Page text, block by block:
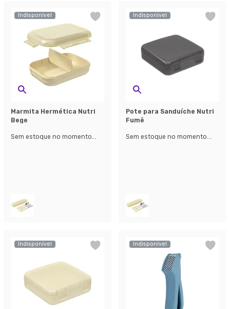
Indisponível
Marmita Hermética Nutri
Bege
Sem estoque no momento...
Indisponível
Pote para Sanduíche Nutri
Fumê
Sem estoque no momento...
Indisponível Indisponível